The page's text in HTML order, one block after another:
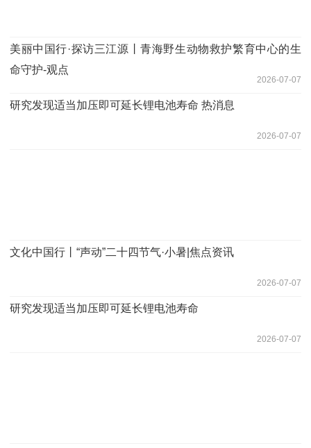
美丽中国行·探访三江源丨青海野生动物救护繁育中心的生
命守护-观点
2026-07-07
研究发现适当加压即可延长锂电池寿命 热消息
2026-07-07
文化中国行丨“声动”二十四节气·小暑|焦点资讯
2026-07-07
研究发现适当加压即可延长锂电池寿命
2026-07-07